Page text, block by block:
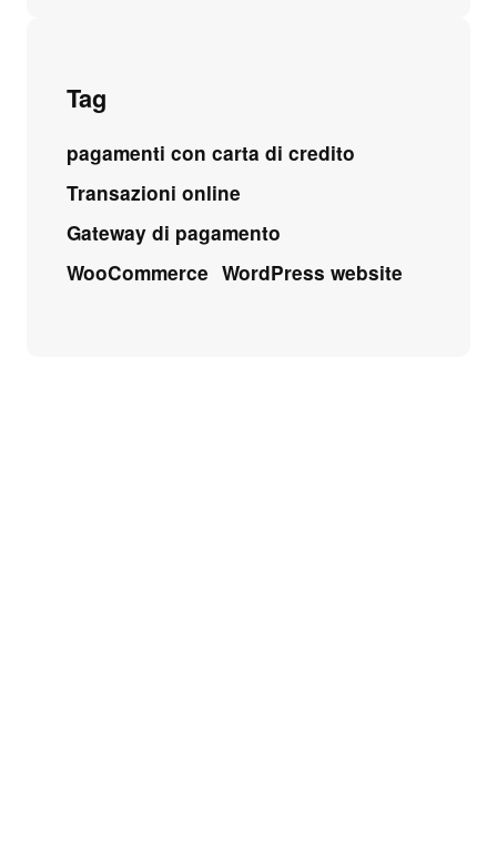
Tag
pagamenti con carta di credito
Transazioni online
Gateway di pagamento
WooCommerce WordPress website